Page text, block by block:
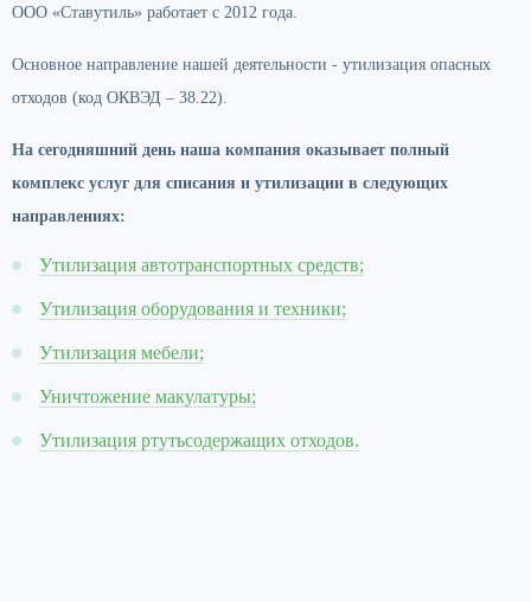
ООО «Ставутиль» работает с 2012 года.
Основное направление нашей деятельности - утилизация опасных
отходов (код ОКВЭД – 38.22).
На сегодняшний день наша компания оказывает полный
комплекс услуг для списания и утилизации в следующих
направлениях:
Утилизация автотранспортных средств;
Утилизация оборудования и техники;
Утилизация мебели;
Уничтожение макулатуры;
Утилизация ртутьсодержащих отходов.